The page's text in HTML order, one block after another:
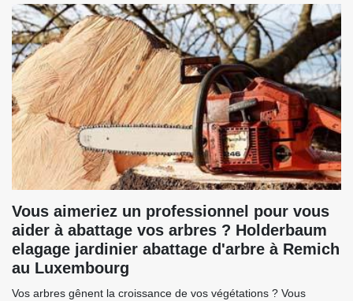
Vous aimeriez un professionnel pour vous
aider à abattage vos arbres ? Holderbaum
elagage jardinier abattage d'arbre à Remich
au Luxembourg
Vos arbres gênent la croissance de vos végétations ? Vous